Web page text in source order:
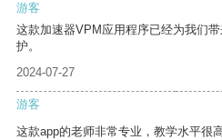
游客
这款加速器VPM应用程序已经为我们
护。
2024-07-27
游客
这款app的老师非常专业，教学水平很